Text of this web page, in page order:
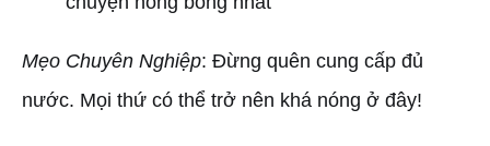
Mẹo Chuyên Nghiệp: Đừng quên cung cấp đủ
nước. Mọi thứ có thể trở nên khá nóng ở đây!